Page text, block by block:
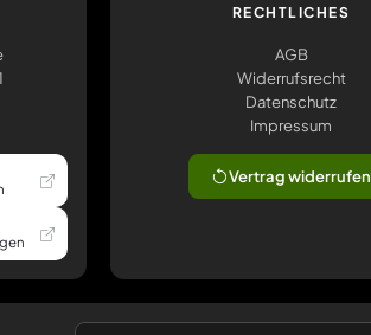
RECHTLICHES
AGB
Widerrufsrecht
Datenschutz
Impressum
Vertrag widerrufen